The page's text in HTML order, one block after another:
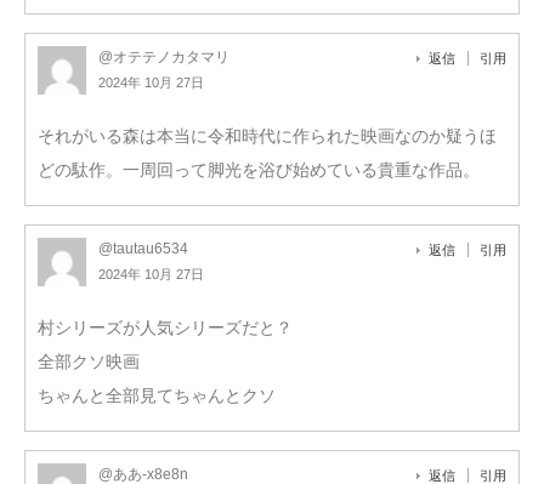
@オテテノカタマリ
2024年 10月 27日
返信 引用
それがいる森は本当に令和時代に作られた映画なのか疑うほ
どの駄作。一周回って脚光を浴び始めている貴重な作品。
@tautau6534
2024年 10月 27日
返信 引用
村シリーズが人気シリーズだと？
全部クソ映画
ちゃんと全部見てちゃんとクソ
@ああ-x8e8n 返信 引用